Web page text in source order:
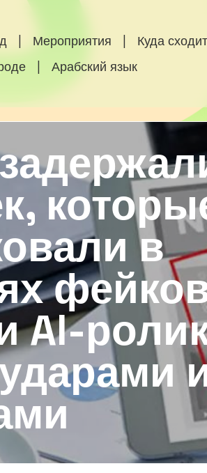
Мероприятия Куда
Арабский язык
в
AI-